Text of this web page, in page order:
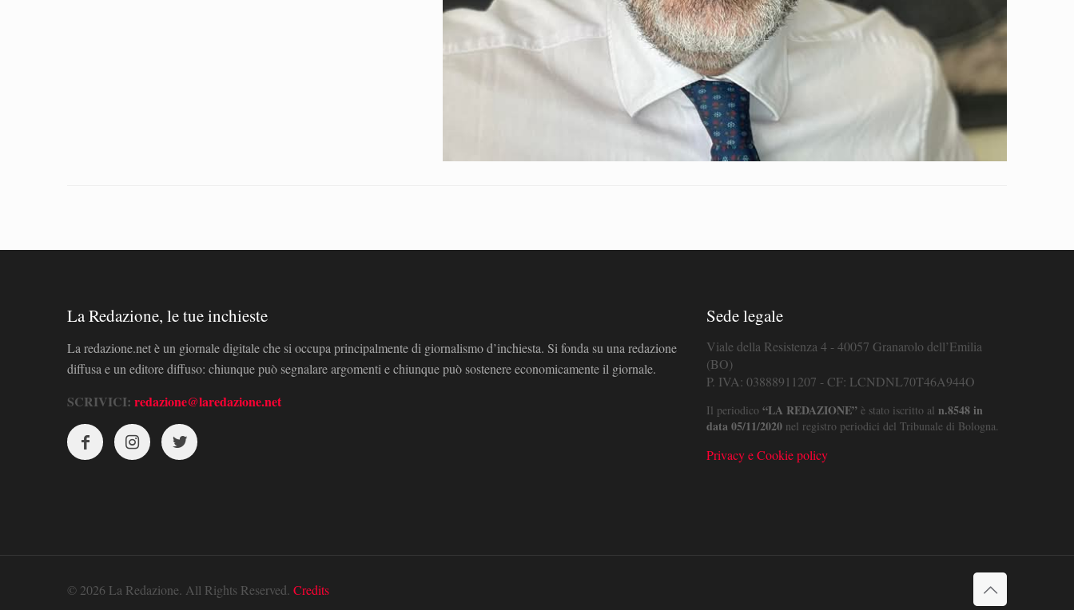
La Redazione, le tue inchieste
La redazione.net è un giornale digitale che si occupa principalmente di giornalismo d’inchiesta. Si fonda su una redazione
diffusa e un editore diffuso: chiunque può segnalare argomenti e chiunque può sostenere economicamente il giornale.
SCRIVICI: redazione@laredazione.net
Sede legale
Viale della Resistenza 4 - 40057 Granarolo dell’Emilia
(BO)
P. IVA: 03888911207 - CF: LCNDNL70T46A944O
Il periodico “LA REDAZIONE”è stato iscritto al n.8548 in
data 05/11/2020nel registro periodici del Tribunale di Bologna.
Privacy e Cookie policy
© 2026 La Redazione. All Rights Reserved. Credits